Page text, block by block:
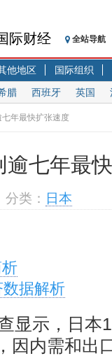
际财经 全站导航
他地区
国际组织
腊 西班牙 英国
年最快扩张速度
逾七年最
分类： 日本
据解析
显示，日本
因内需和出